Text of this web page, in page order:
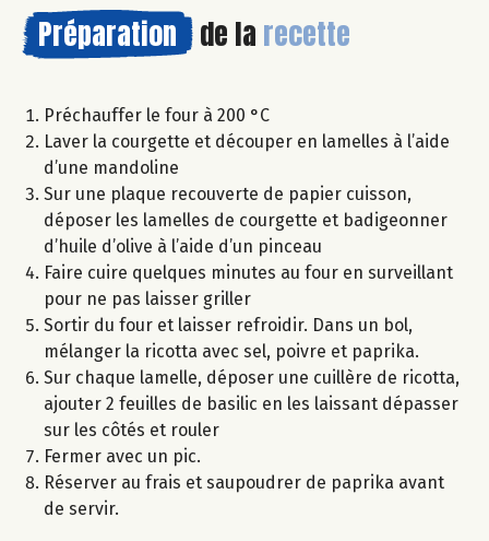
Préparation de la recette
Préchauffer le four à 200 °C
Laver la courgette et découper en lamelles à l’aide
d’une mandoline
Sur une plaque recouverte de papier cuisson,
déposer les lamelles de courgette et badigeonner
d’huile d’olive à l’aide d’un pinceau
Faire cuire quelques minutes au four en surveillant
pour ne pas laisser griller
Sortir du four et laisser refroidir. Dans un bol,
mélanger la ricotta avec sel, poivre et paprika.
Sur chaque lamelle, déposer une cuillère de ricotta,
ajouter 2 feuilles de basilic en les laissant dépasser
sur les côtés et rouler
Fermer avec un pic.
Réserver au frais et saupoudrer de paprika avant
de servir.